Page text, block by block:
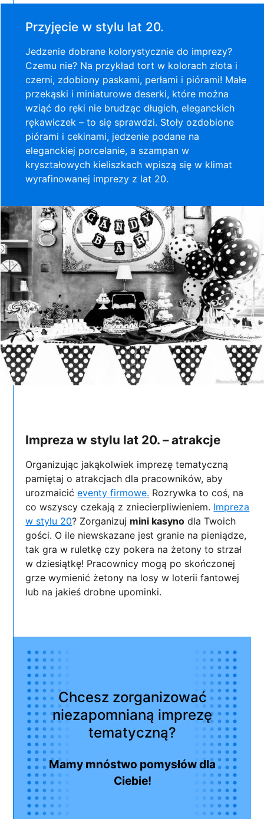
Przyjęcie w stylu lat 20.
Jedzenie dobrane kolorystycznie do imprezy?
Czemu nie? Na przykład tort w kolorach złota i
czerni, zdobiony paskami, perłami i piórami! Małe
przekąski i miniaturowe deserki, które można
wziąć do ręki nie brudząc długich, eleganckich
rękawiczek – to się sprawdzi. Stoły ozdobione
piórami i cekinami, jedzenie podane na
eleganckiej porcelanie, a szampan w
kryształowych kieliszkach wpiszą się w klimat
wyrafinowanej imprezy z lat 20.
Impreza w stylu lat 20. – atrakcje
Organizując jakąkolwiek imprezę tematyczną
pamiętaj o atrakcjach dla pracowników, aby
urozmaicićeventy firmowe. Rozrywka to coś, na
co wszyscy czekają z zniecierpliwieniem. Impreza
w stylu 20? Zorganizuj mini kasyno dla Twoich
gości. O ile niewskazane jest granie na pieniądze,
tak gra w ruletkę czy pokera na żetony to strzał
w dziesiątkę! Pracownicy mogą po skończonej
grze wymienić żetony na losy w loterii fantowej
lub na jakieś drobne upominki.
Chcesz zorganizować
niezapomnianą imprezę
tematyczną?
Mamy mnóstwo pomysłów dla
Ciebie!